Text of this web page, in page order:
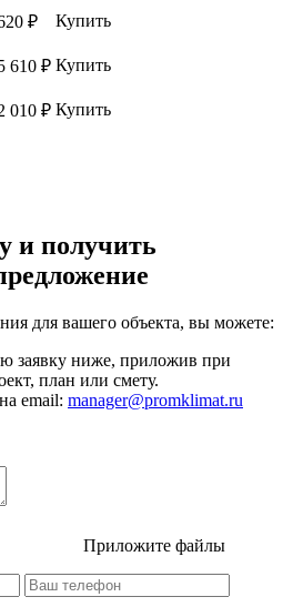
₽
Купить
610 ₽ Купить
010 ₽ Купить
и получить
для вашего объекта, вы можете:
заявку ниже, приложив при
план или смету.
email: manager@promklimat.ru
Приложите файлы